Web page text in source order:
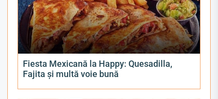
Fiesta Mexicană la Happy: Quesadilla,
Fajita și multă voie bună